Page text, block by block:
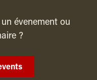
évenement ou
?